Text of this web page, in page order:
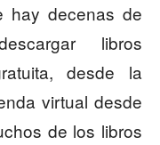
hay decenas de
libros
desde la
virtual desde
de los libros